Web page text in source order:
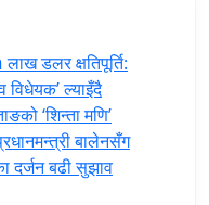
लाख डलर क्षतिपूर्ति:
विधेयक’ ल्याइँदै
‘शिन्ता मणि’
‍बालेनसँग
दर्जन बढी सुझाव